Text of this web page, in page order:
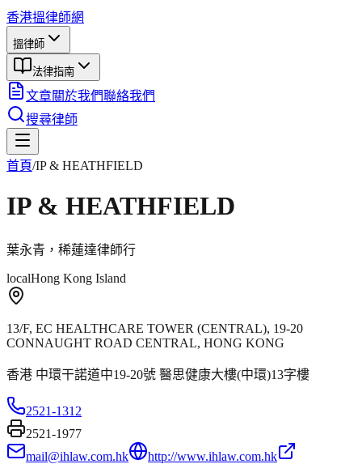
香港搵律師網
搵律師
法律指南
文章關於我們聯絡我們
搜尋律師
首頁/IP & HEATHFIELD
IP & HEATHFIELD
葉永青，稀蓮達律師行
localHong Kong Island
13/F, EC HEALTHCARE TOWER (CENTRAL), 19-20
CONNAUGHT ROAD CENTRAL, HONG KONG
香港 中環干諾道中19-20號 醫思健康大樓(中環)13字樓
2521-1312
2521-1977
mail@ihlaw.com.hk
http://www.ihlaw.com.hk